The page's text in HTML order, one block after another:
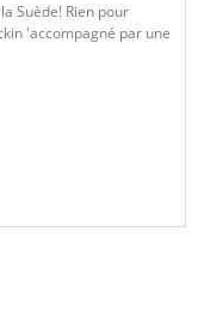
Suède! Rien pour
'accompagné par une